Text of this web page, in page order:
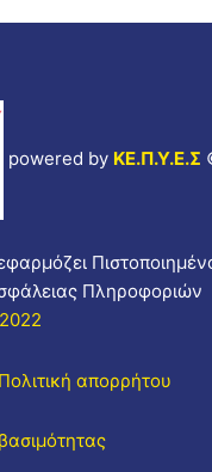
powered by ΚΕ.Π.Υ.Ε.Σ
Πληροφοριών
Πολιτική απορρήτου